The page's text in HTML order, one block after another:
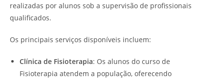
realizadas por alunos sob a supervisão de profissionais
qualificados.
Os principais serviços disponíveis incluem:
Clínica de Fisioterapia: Os alunos do curso de
Fisioterapia atendem a população, oferecendo